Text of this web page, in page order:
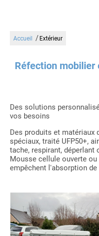
Accueil / Extérieur
Réfection mobilier
Des solutions
vos besoins
Des produits et matériaux
spéciaux, traité UFP50+,
tache, respirant, déperlant
Mousse cellule ouverte
empêchent l'absorption de